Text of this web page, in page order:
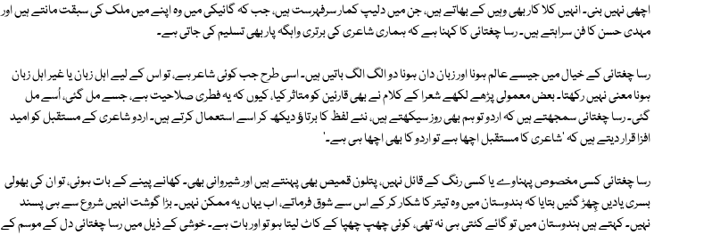
اچھی نہیں بنی۔ انہیں کلا کار بھی وہیں کے بھاتے ہیں، جن میں دلیپ کمار سرفہرست ہیں، جب کہ گائیکی میں وہ اپنے میں ملک کی سبقت مانتے ہیں اور
مہدی حسن کا فن سراہتے ہیں۔ رسا چغتائی کا کہنا ہے کہ ہماری شاعری کی برتری واہگہ پار بھی تسلیم کی جاتی ہے۔
رسا چغتائی کے خیال میں جیسے عالم ہونا اور زبان دان ہونا دو الگ الگ باتیں ہیں۔ اسی طرح جب کوئی شاعر ہے، تو اس کے لیے اہل زبان یا غیر اہل زبان
ہونا معنی نہیں رکھتا۔ بعض معمولی پڑھے لکھے شعرا کے کلام نے بھی قارئین کو متاثر کیا، کیوں کہ یہ فطری صلاحیت ہے، جسے مل گئی، اُسے مل
گئی۔ رسا چغتائی سمجھتے ہیں کہ اردو تو ہم بھی روز سیکھتے ہیں، نئے لفظ کا برتاﺅ دیکھ کر اسے استعمال کرتے ہیں۔ اردو شاعری کے مستقبل کو امید
افزا قرار دیتے ہیں کہ 'شاعری کا مستقبل اچھا ہے تو اردو کا بھی اچھا ہی ہے۔'
رسا چغتائی کسی مخصوص پہناوے یا کسی رنگ کے قائل نہیں، پتلون قمیص بھی پہنتے ہیں اور شیروانی بھی۔ کھانے پینے کے بات ہوئی، تو ان کی بھولی
بسری یادیں چِھڑ گئیں بتایا کہ ہندوستان میں وہ تیتر کا شکار کر کے اس سے شوق فرماتے، اب یہاں یہ ممکن نہیں۔ بڑا گوشت انہیں شروع سے ہی پسند
نہیں۔ کہتے ہیں ہندوستان میں تو گائے کٹتی ہی نہ تھی، کوئی چھپ چھپا کے کاٹ لیتا ہو تو اور بات ہے۔ خوشی کے ذیل میں رسا چغتائی دل کے موسم کے